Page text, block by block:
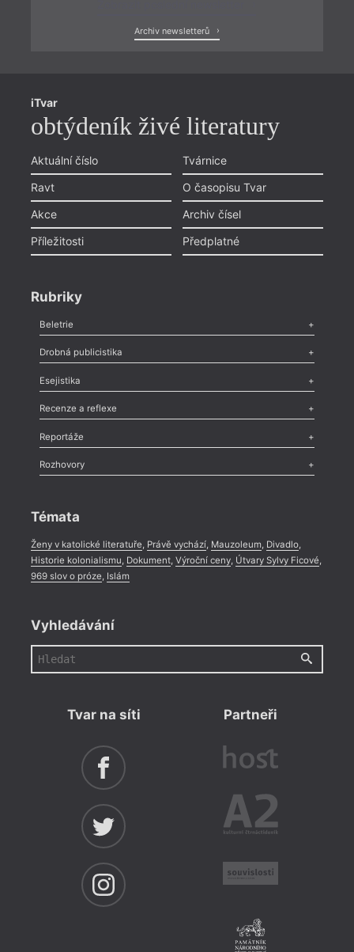
Archiv newsletterů
iTvar
obtýdeník živé literatury
Aktuální číslo
Ravt
Akce
Příležitosti
Tvárnice
O časopisu Tvar
Archiv čísel
Předplatné
Rubriky
Beletrie
Poezie,Próza,Dokumenty
Drobná publicistika
Odlesk
Nekrolog,Glosa,Sloupek,Pozvánka,Literární soutěž,
Esejistika
Esej ,Pádlo,Úvaha
Recenze a reflexe
Recenze
Méně slov o próze,Celá rubrika
Reportáže
Literární zítřky
Celá rubrika
Rozhovory
Témata
Ženy v katolické literatuře, Právě vychází, Mauzoleum, Divadlo,
Historie kolonialismu, Dokument, Výroční ceny, Útvary Sylvy Ficové,
969 slov o próze, Islám
Vyhledávání
Tvar na síti Partneři